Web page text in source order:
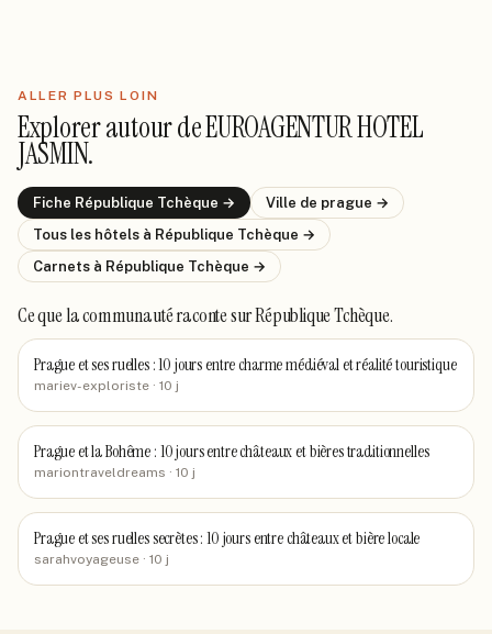
ALLER PLUS LOIN
Explorer autour deEUROAGENTUR HOTEL
JASMIN.
Fiche République Tchèque → Ville de prague →
Tous les hôtels à République Tchèque →
Carnets à République Tchèque →
Ce que la communauté racontesur République Tchèque.
Prague et ses ruelles : 10 jours entre charme médiéval et réalité touristique
mariev-exploriste · 10 j
Prague et la Bohême : 10 jours entre châteaux et bières traditionnelles
mariontraveldreams · 10 j
Prague et ses ruelles secrètes : 10 jours entre châteaux et bière locale
sarahvoyageuse · 10 j